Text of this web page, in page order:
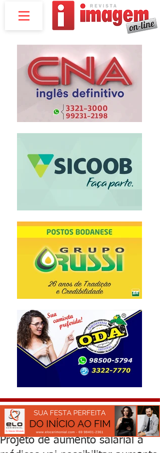
Projeto de aumento salarial a